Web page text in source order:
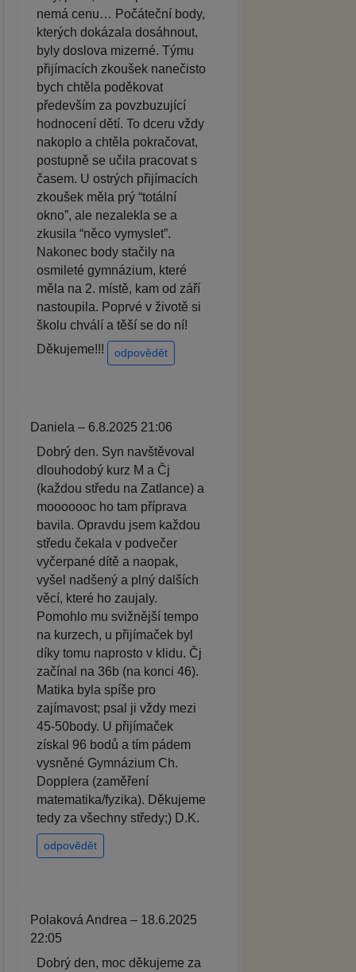
nemá cenu… Počáteční body,
kterých dokázala dosáhnout,
byly doslova mizerné. Týmu
přijímacích zkoušek nanečisto
bych chtěla poděkovat
především za povzbuzující
hodnocení dětí. To dceru vždy
nakoplo a chtěla pokračovat,
postupně se učila pracovat s
časem. U ostrých přijímacích
zkoušek měla prý “totální
okno”, ale nezalekla se a
zkusila “něco vymyslet”.
Nakonec body stačily na
osmileté gymnázium, které
měla na 2. místě, kam od září
nastoupila. Poprvé v životě si
školu chválí a těší se do ní!
Děkujeme!!!
odpovědět
Daniela – 6.8.2025 21:06
Dobrý den. Syn navštěvoval
dlouhodobý kurz M a Čj
(každou středu na Zatlance) a
mooooooc ho tam příprava
bavila. Opravdu jsem každou
středu čekala v podvečer
vyčerpané dítě a naopak,
vyšel nadšený a plný dalších
věcí, které ho zaujaly.
Pomohlo mu svižnější tempo
na kurzech, u přijímaček byl
díky tomu naprosto v klidu. Čj
začínal na 36b (na konci 46).
Matika byla spíše pro
zajímavost; psal ji vždy mezi
45-50body. U přijímaček
získal 96 bodů a tím pádem
vysněné Gymnázium Ch.
Dopplera (zaměření
matematika/fyzika). Děkujeme
tedy za všechny středy;) D.K.
odpovědět
Polaková Andrea – 18.6.2025
22:05
Dobrý den, moc děkujeme za